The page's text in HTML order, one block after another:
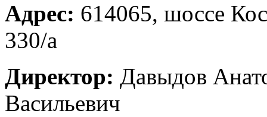
Адрес: 614065, шоссе
330/а
Директор: Давыдов
Васильевич